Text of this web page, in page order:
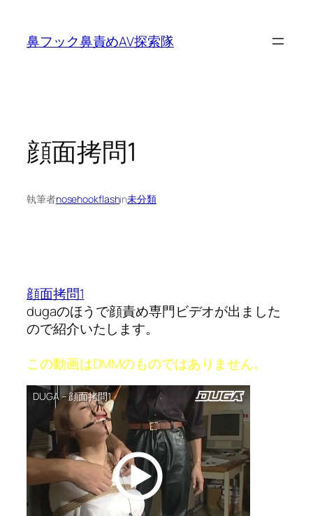
鼻フック鼻責めAV探索隊
顔面拷問1
執筆者nosehookflashin未分類
顔面拷問1
dugaのほうで顔責め専門ビデオが出ました
ので紹介いたします。
この動画はDMMのものではありません。